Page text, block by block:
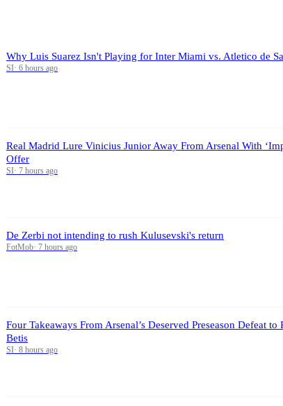
Why Luis Suarez Isn't Playing for Inter Miami vs. Atletico de
SI· 6 hours ago
Real Madrid Lure Vinicius Junior Away From Arsenal With
Offer
SI· 7 hours ago
De Zerbi not intending to rush Kulusevski's return
FotMob· 7 hours ago
Four Takeaways From Arsenal’s Deserved Preseason Defeat to
Betis
SI· 8 hours ago